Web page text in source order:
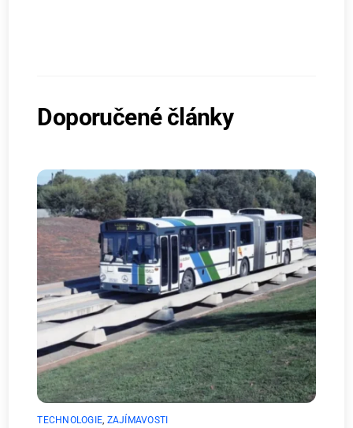
Doporučené články
TECHNOLOGIE, ZAJÍMAVOSTI